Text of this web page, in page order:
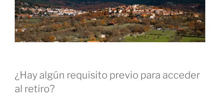
¿Hay algún requisito previo para acceder
al retiro?